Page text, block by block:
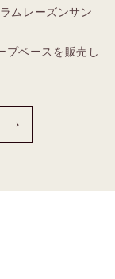
ムレーズンサン
プベースを販売し
›